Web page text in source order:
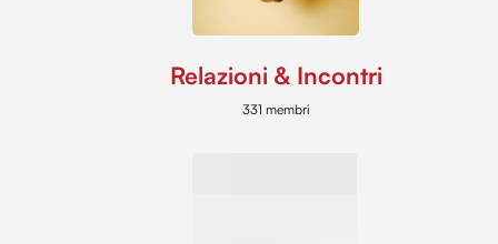
Relazioni & Incontri
331 membri